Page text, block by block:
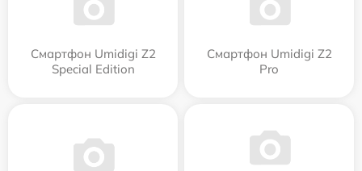
Смартфон Umidigi Z2
Special Edition
Смартфон Umidigi Z2
Pro